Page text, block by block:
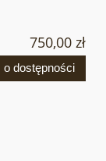
750,00 zł
o dostępności